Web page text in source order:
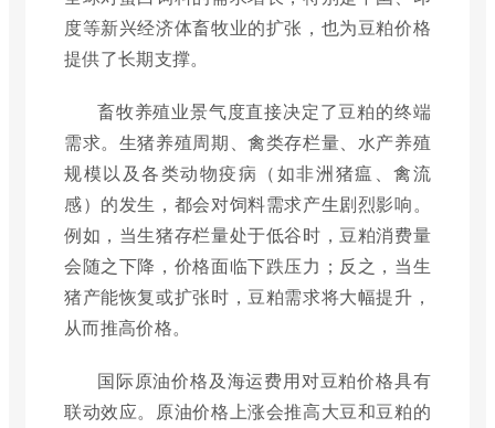
度等新兴经济体畜牧业的扩张，也为豆粕价格
提供了长期支撑。
畜牧养殖业景气度直接决定了豆粕的终端
需求。生猪养殖周期、禽类存栏量、水产养殖
规模以及各类动物疫病（如非洲猪瘟、禽流
感）的发生，都会对饲料需求产生剧烈影响。
例如，当生猪存栏量处于低谷时，豆粕消费量
会随之下降，价格面临下跌压力；反之，当生
猪产能恢复或扩张时，豆粕需求将大幅提升，
从而推高价格。
国际原油价格及海运费用对豆粕价格具有
联动效应。原油价格上涨会推高大豆和豆粕的